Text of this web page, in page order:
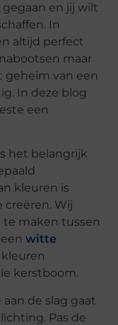
en jij wilt
In
altijd perfect
maar
geheim van een
In deze blog
een
het belangrijk
kleuren is
creëren. Wij
te maken tussen
eenwitte
kerstboom.
de slag gaat
Pas de